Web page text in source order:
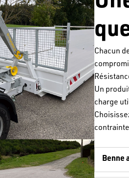
Chacun
Un
charge
Benne